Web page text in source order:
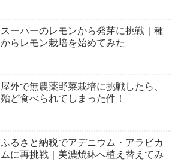
スーパーのレモンから発芽に挑戦｜種
からレモン栽培を始めてみた
屋外で無農薬野菜栽培に挑戦したら、
殆ど食べられてしまった件！
ふるさと納税でアデニウム・アラビカ
ムに再挑戦｜美濃焼鉢へ植え替えてみ